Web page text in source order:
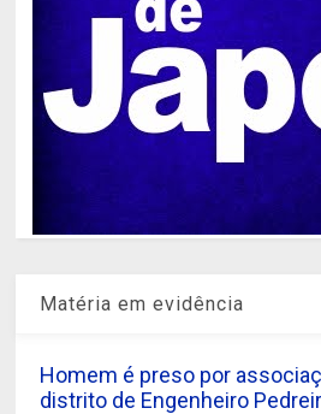
Matéria em evidência
Homem é preso por
distrito de Engenheiro